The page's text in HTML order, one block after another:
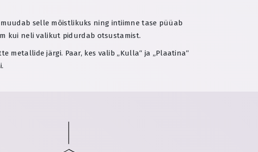
selle mõistlikuks ning intiimne tase püüab
kui neli valikut pidurdab otsustamist.
metallide järgi. Paar, kes valib „Kulla“ ja „Plaatina“